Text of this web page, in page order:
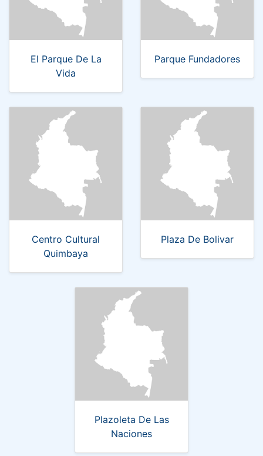
El Parque De La
Vida
Parque Fundadores
Centro Cultural
Quimbaya
Plaza De Bolivar
Plazoleta De Las
Naciones